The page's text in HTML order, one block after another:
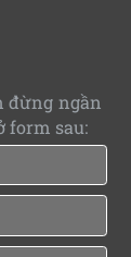
đừng ngần
form sau: